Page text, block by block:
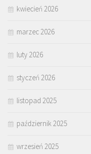
kwiecień 2026
marzec 2026
luty 2026
styczeń 2026
listopad 2025
październik 2025
wrzesień 2025